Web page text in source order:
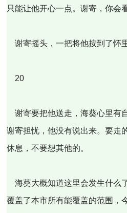
只能让他开心一点。谢寄，你会
谢寄摇头，一把将他按到了怀
20
谢寄要把他送走，海葵心里有
谢寄担忧，他没有说出来。要走
休息，不要想其他的。
海葵大概知道这里会发生什么
覆盖了本市所有能覆盖的范围，